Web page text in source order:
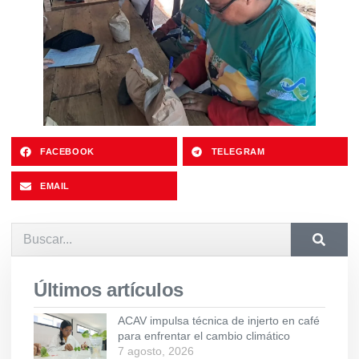
FACEBOOK TELEGRAM
EMAIL
Últimos artículos
ACAV impulsa técnica de injerto en café
para enfrentar el cambio climático
7 agosto, 2026